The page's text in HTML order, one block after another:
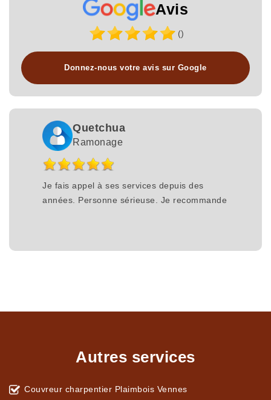
Avis
()
Donnez-nous votre avis sur Google
Quetchua
Ramonage
Je fais appel à ses services depuis des
années. Personne sérieuse. Je recommande
Autres services
Couvreur charpentier Plaimbois Vennes